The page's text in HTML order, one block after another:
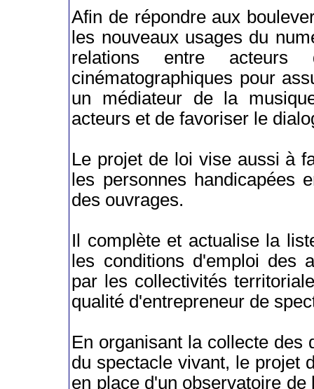
Afin de répondre aux
les nouveaux usages du
relations entre acteurs
cinématographiques pour
un médiateur de la
acteurs et de favoriser le
Le projet de loi vise aussi à
les personnes handicapées
des ouvrages.
Il complète et actualise la
les conditions d'emploi des
par les collectivités
qualité d'entrepreneur de
En organisant la collecte des
du spectacle vivant, le projet
en place d'un observatoire